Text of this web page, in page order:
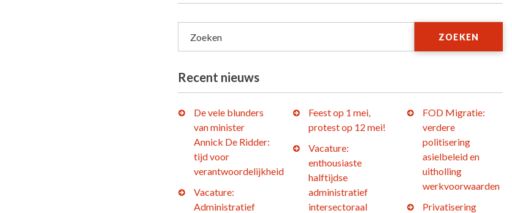
Zoeken ZOEKEN
Recent nieuws
De vele blunders
van minister
Annick De Ridder:
tijd voor
verantwoordelijkheid
Vacature:
Administratief
Feest op 1 mei,
protest op 12 mei!
Vacature:
enthousiaste
halftijdse
administratief
intersectoraal
FOD Migratie:
verdere
politisering
asielbeleid en
uitholling
werkvoorwaarden
Privatisering